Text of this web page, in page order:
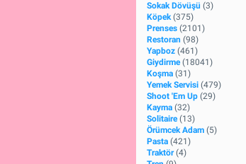
Sokak Dövüşü (3)
Köpek (375)
Prenses (2101)
Restoran (98)
Yapboz (461)
Giydirme (18041)
Koşma (31)
Yemek Servisi (479)
Shoot 'Em Up (29)
Kayma (32)
Solitaire (13)
Örümcek Adam (5)
Pasta (421)
Traktör (4)